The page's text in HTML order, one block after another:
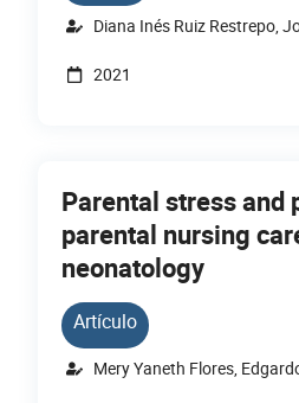
Diana Inés Ruiz Restrepo,
2021
Parental stress and
parental nursing
neonatology
Artículo
Mery Yaneth Flores,